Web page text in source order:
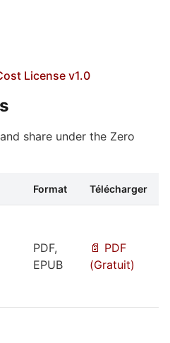
License v1.0
share under the Zero
Format Télécharger
PDF,
EPUB
📄 PDF
(Gratuit)